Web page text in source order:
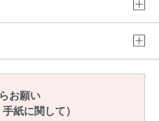
お願い
紙に関して）